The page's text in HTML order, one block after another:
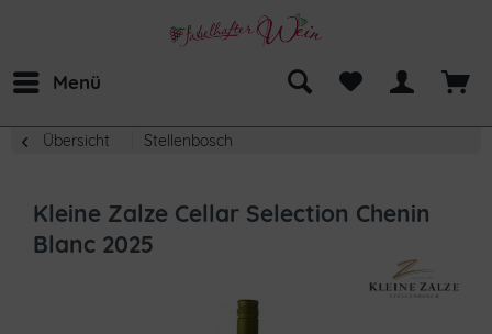
Menü
Übersicht Stellenbosch
Kleine Zalze Cellar Selection Chenin
Blanc 2025